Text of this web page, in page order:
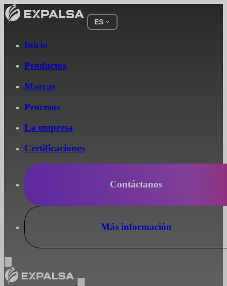
ES
Inicio
Productos
Marcas
Procesos
La empresa
Certificaciones
Contáctanos
Más información